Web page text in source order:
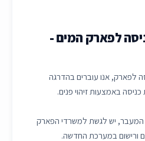
לפארק המים -
לפארק, אנו עוברים בהדרגה
באמצעות זיהוי פנים.
יש לגשת למשרדי הפארק
ורישום במערכת החדשה.